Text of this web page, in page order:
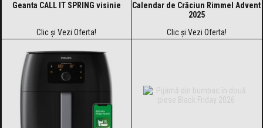
Geanta CALL IT SPRING visinie
Clic și Vezi Oferta!
Calendar de Crăciun Rimmel Advent
2025
Clic și Vezi Oferta!